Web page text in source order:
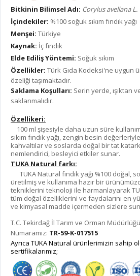
Bitkinin Bilimsel Adı: Corylus avellana L.
İçindekiler: %100 soğuk sıkım fındık yağı
Menşei: Türkiye
Kaynak: İç fındık
Elde Ediliş Yöntemi: Soğuk sıkım
Özellikler: Türk Gıda Kodeksi'ne uygun
özeliği taşımaktadır.
Saklama Koşulları: Serin yerde, ışıktan
saklanmalıdır.
Özellikeri:
100 ml şişesiyle daha uzun süre
sıkım fındık yağı, zengin besin
kahvaltılar ve soslarda doğal bir tat
nemlendirici, besleyici etkiler sunar.
TUKA Natural farkı:
TUKA Natural fındık yağı %100 doğal,
üretilmiş ve kullanıma hazır bir
tekniklerini teknoloji ile harmanlayarak
tüm doğal özelliklerini ve faydalarını en
ve kimyasal madde içermeden sizlere
T.C. Tekirdağ İl Tarım ve Orman
Numaramız: TR-59-K-017515
Ayrıca TUKA Natural ürünlerimizin sahip
sertifikalarımız;